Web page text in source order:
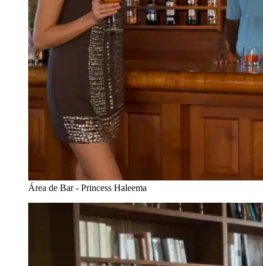
Área de Bar - Princess Haleema